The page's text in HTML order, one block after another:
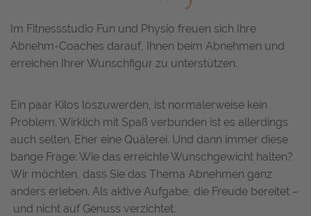
Im Fitnessstudio Fun und Physio freuen sich Ihre
Abnehm-Coaches darauf, Ihnen beim Abnehmen und
erreichen Ihrer Wunschfigur zu unterstützen.
Ein paar Kilos loszuwerden, ist normalerweise kein
Problem. Wirklich mit Spaß verbunden ist es allerdings
auch selten. Eher eine Quälerei. Und dann immer diese
bange Frage: Wie das erreichte Wunschgewicht halten?
Wir möchten, dass Sie das Thema Abnehmen ganz
anders erleben. Als aktive Aufgabe, die Freude bereitet –
und nicht auf Genuss verzichtet.